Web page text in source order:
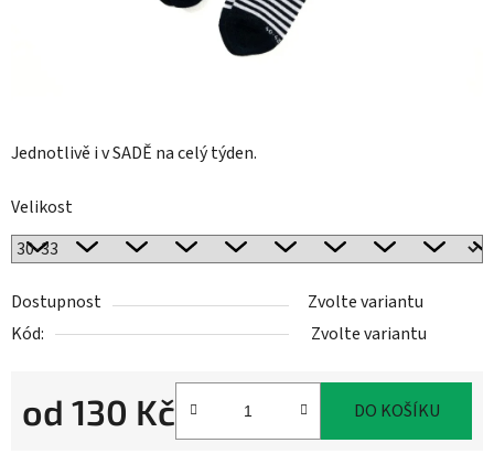
Jednotlivě i v SADĚ na celý týden.
Velikost
Dostupnost
Zvolte variantu
Kód:
Zvolte variantu
od 130 Kč DO KOŠÍKU